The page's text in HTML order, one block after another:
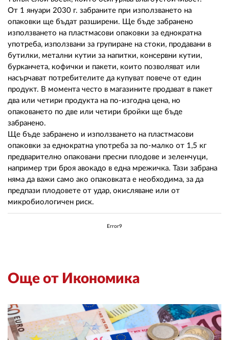
От 1 януари 2030 г. забраните при използването на
опаковки ще бъдат разширени. Ще бъде забранено
използването на пластмасови опаковки за еднократна
употреба, използвани за групиране на стоки, продавани в
бутилки, метални кутии за напитки, консервни кутии,
бурканчета, кофички и пакети, които позволяват или
насърчават потребителите да купуват повече от един
продукт. В момента често в магазините продават в пакет
два или четири продукта на по-изгодна цена, но
опаковането по две или четири бройки ще бъде
забранено.
Ще бъде забранено и използването на пластмасови
опаковки за еднократна употреба за по-малко от 1,5 кг
предварително опаковани пресни плодове и зеленчуци,
например три броя авокадо в една мрежичка. Тази забрана
няма да важи само ако опаковката е необходима, за да
предпази плодовете от удар, окисляване или от
микробиологичен риск.
Error9
Още от Икономика